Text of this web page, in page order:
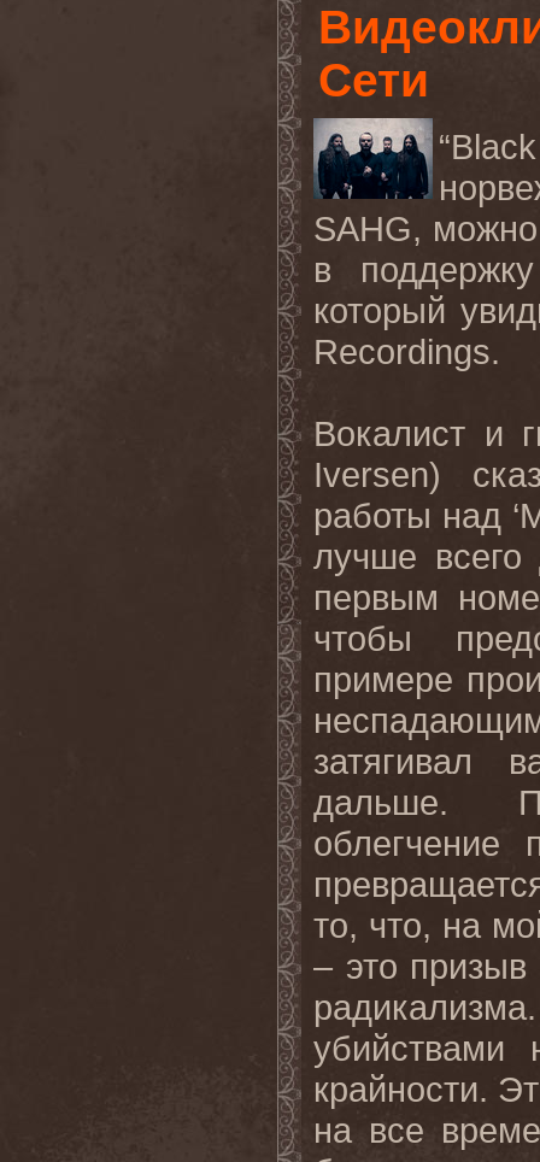
Сети
“Black
SAHG,
в
который
Recordings.
Вокалист и
Iversen)
работы над ‘
лучше
первым
чтобы
примере
затягивал
дальше.
облегчение
то, что, на
– это
крайности.
на все